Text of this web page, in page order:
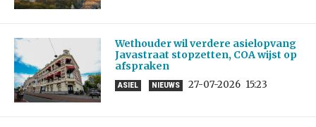
Wethouder wil verdere asielopvang
Javastraat stopzetten, COA wijst op
afspraken
ASIEL NIEUWS 27-07-2026 15:23